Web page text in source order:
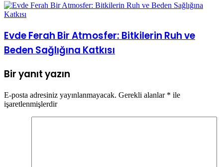
Evde Ferah Bir Atmosfer: Bitkilerin Ruh ve
Beden Sağlığına Katkısı
Bir yanıt yazın
E-posta adresiniz yayınlanmayacak.